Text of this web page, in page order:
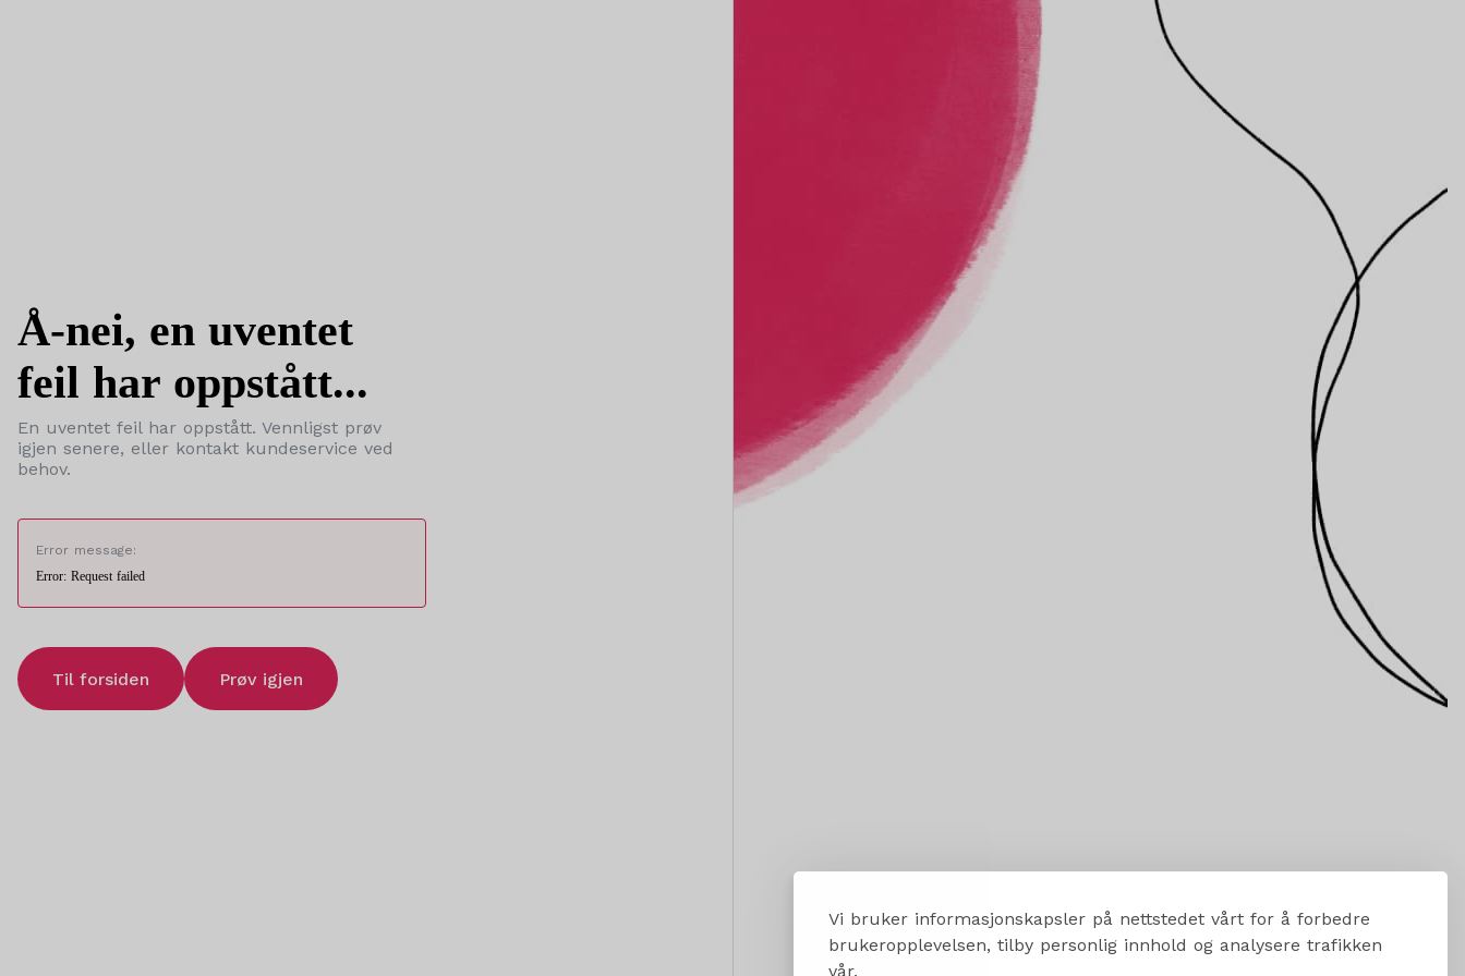
Vi bruker informasjonskapsler på nettstedet vårt for å forbedre
brukeropplevelsen, tilby personlig innhold og analysere trafikken
vår.
Å-nei, en uventet
feil har oppstått...
En uventet feil har oppstått. Vennligst prøv
igjen senere, eller kontakt kundeservice ved
behov.
Error message:
Error: Request failed
Til forsiden Prøv igjen